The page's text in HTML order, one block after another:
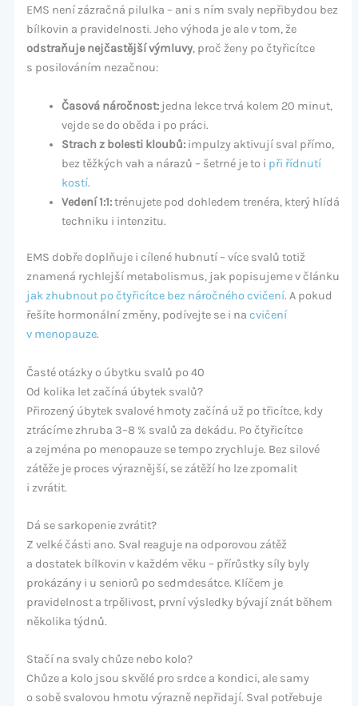
EMS není zázračná pilulka – ani s ním svaly nepřibydou bez
bílkovin a pravidelnosti. Jeho výhoda je ale v tom, že
odstraňuje nejčastější výmluvy, proč ženy po čtyřicítce
s posilováním nezačnou:
Časová náročnost:jedna lekce trvá kolem 20 minut,
vejde se do oběda i po práci.
Strach z bolesti kloubů:impulzy aktivují sval přímo,
bez těžkých vah a nárazů – šetrné je to i při řídnutí
kostí.
Vedení 1:1:trénujete pod dohledem trenéra, který hlídá
techniku i intenzitu.
EMS dobře doplňuje i cílené hubnutí – více svalů totiž
znamená rychlejší metabolismus, jak popisujeme v článku
jak zhubnout po čtyřicítce bez náročného cvičení. A pokud
řešíte hormonální změny, podívejte se i na cvičení
v menopauze.
Časté otázky o úbytku svalů po 40
Od kolika let začíná úbytek svalů?
Přirozený úbytek svalové hmoty začíná už po třicítce, kdy
ztrácíme zhruba 3–8 % svalů za dekádu. Po čtyřicítce
a zejména po menopauze se tempo zrychluje. Bez silové
zátěže je proces výraznější, se zátěží ho lze zpomalit
i zvrátit.
Dá se sarkopenie zvrátit?
Z velké části ano. Sval reaguje na odporovou zátěž
a dostatek bílkovin v každém věku – přírůstky síly byly
prokázány i u seniorů po sedmdesátce. Klíčem je
pravidelnost a trpělivost, první výsledky bývají znát během
několika týdnů.
Stačí na svaly chůze nebo kolo?
Chůze a kolo jsou skvělé pro srdce a kondici, ale samy
o sobě svalovou hmotu výrazně nepřidají. Sval potřebuje